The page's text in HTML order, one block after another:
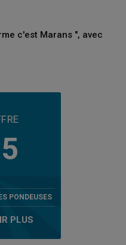
c'est Marans ", avec
PONDEUSES
PLUS